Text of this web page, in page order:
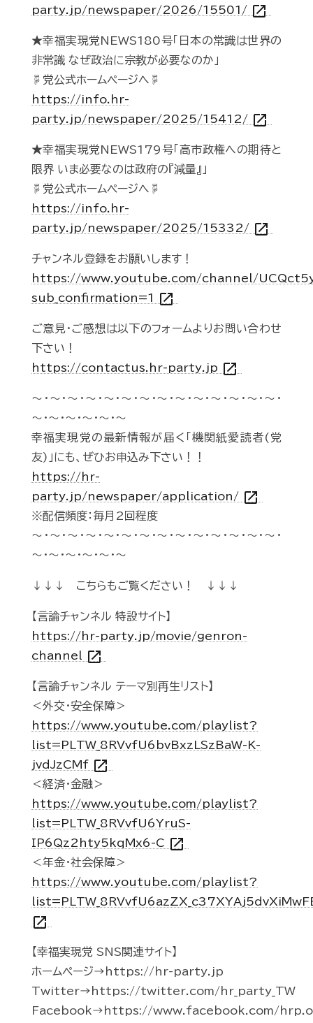
party.jp/newspaper/2026/15501/ open_in_new
★幸福実現党NEWS180号「日本の常識は世界の
非常識 なぜ政治に宗教が必要なのか」
☟党公式ホームページへ☟
https://info.hr-
party.jp/newspaper/2025/15412/ open_in_new
★幸福実現党NEWS179号「高市政権への期待と
限界 いま必要なのは政府の『減量』」
☟党公式ホームページへ☟
https://info.hr-
party.jp/newspaper/2025/15332/ open_in_new
チャンネル登録をお願いします！
https://www.youtube.com/channel/
sub_confirmation=1 open_in_new
ご意見・ご感想は以下のフォームよりお問い合わせ
下さい！
https://contactus.hr-party.jp open_in_new
～・～・～・～・～・～・～・～・～・～・～・～・～・～・
～・～・～・～・～・～
幸福実現党の最新情報が届く「機関紙愛読者(党
友)」にも、ぜひお申込み下さい！！
https://hr-
party.jp/newspaper/application/ open_in_new
※配信頻度：毎月2回程度
～・～・～・～・～・～・～・～・～・～・～・～・～・～・
～・～・～・～・～・～
↓↓↓ こちらもご覧ください！ ↓↓↓
【言論チャンネル 特設サイト】
https://hr-party.jp/movie/genron-
channel open_in_new
【言論チャンネル テーマ別再生リスト】
＜外交・安全保障＞
https://www.youtube.com/playlist?
list=PLTW_8RVvfU6bvBxzLSzBaW-K-
jvdJzCMf open_in_new
＜経済・金融＞
https://www.youtube.com/playlist?
list=PLTW_8RVvfU6YruS-
IP6Qz2hty5kqMx6-C open_in_new
＜年金・社会保障＞
https://www.youtube.com/playlist?
open_in_new
【幸福実現党 SNS関連サイト】
ホームページ→https://hr-party.jp
Twitter→https://twitter.com/hr_party_TW
Facebook→https://www.facebook.com/